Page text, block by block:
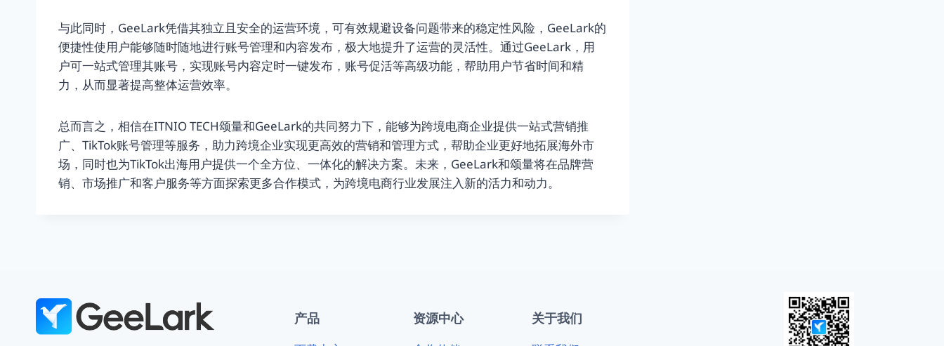
与此同时，GeeLark凭借其独立且安全的运营环境，可有效规避设备问题带来的稳定性风险，GeeLark的
便捷性使用户能够随时随地进行账号管理和内容发布，极大地提升了运营的灵活性。通过GeeLark，用
户可一站式管理其账号，实现账号内容定时一键发布，账号促活等高级功能，帮助用户节省时间和精
力，从而显著提高整体运营效率。
总而言之，相信在ITNIO TECH颂量和GeeLark的共同努力下，能够为跨境电商企业提供一站式营销推
广、TikTok账号管理等服务，助力跨境企业实现更高效的营销和管理方式，帮助企业更好地拓展海外市
场，同时也为TikTok出海用户提供一个全方位、一体化的解决方案。未来，GeeLark和颂量将在品牌营
销、市场推广和客户服务等方面探索更多合作模式，为跨境电商行业发展注入新的活力和动力。
产品 资源中心 关于我们